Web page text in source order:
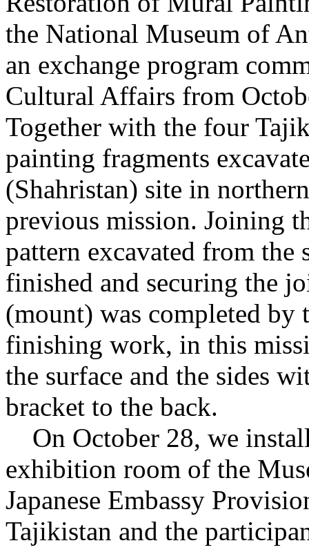
the National Museum of
an exchange program
Cultural Affairs from
Together with the four
painting fragments
(Shahristan) site in
previous mission. Joining
pattern excavated from the
finished and securing the
(mount) was completed by
finishing work, in this
the surface and the sides
bracket to the back.
On October 28, we
exhibition room of the
Japanese Embassy
Tajikistan and the